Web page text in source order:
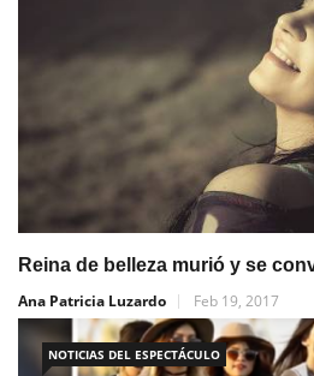
Reina de belleza murió y se
Ana Patricia Luzardo
Feb 19, 2017
NOTICIAS DEL ESPECTÁCULO